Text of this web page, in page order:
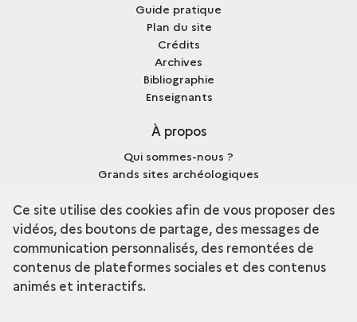
Guide pratique
Plan du site
Crédits
Archives
Bibliographie
Enseignants
À propos
Qui sommes-nous ?
Grands sites archéologiques
Découvrir la collection
Ce site utilise des cookies afin de vous proposer des
vidéos, des boutons de partage, des messages de
communication personnalisés, des remontées de
contenus de plateformes sociales et des contenus
animés et interactifs.